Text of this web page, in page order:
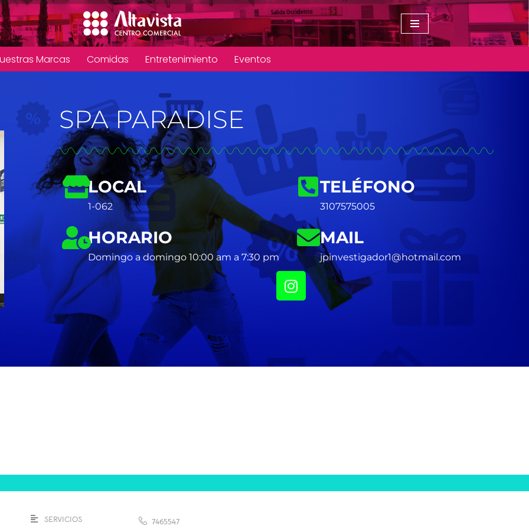
Marcas Comidas Entretenimiento Eventos
SPA PARADISE
LOCAL
1-062
TELÉFONO
3107575005
HORARIO
Domingo a domingo 10:00 am a 7:30 pm
MAIL
jpinvestigador1@hotmail.com
SERVICIOS
7465547